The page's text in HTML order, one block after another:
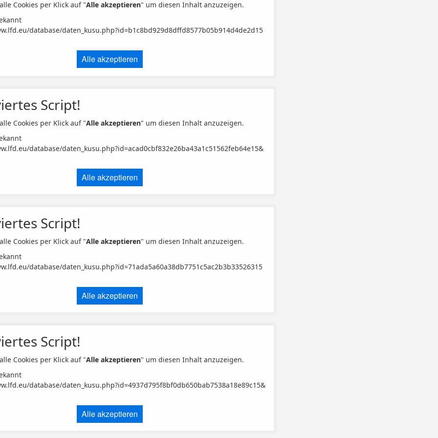
Cookies per Klick auf "Alle akzeptieren" um diesen Inhalt anzuzeigen.
database/daten_kusu.php?id=b1c8bd929d8dffd8577b05b914d4de2d15
Alle akzeptieren
Script!
Cookies per Klick auf "Alle akzeptieren" um diesen Inhalt anzuzeigen.
database/daten_kusu.php?id=acad0cbf832e26ba43a1c51562feb64e15&
Alle akzeptieren
Script!
Cookies per Klick auf "Alle akzeptieren" um diesen Inhalt anzuzeigen.
database/daten_kusu.php?id=71ada5a60a38db7751c5ac2b3b33526315
Alle akzeptieren
Script!
Cookies per Klick auf "Alle akzeptieren" um diesen Inhalt anzuzeigen.
database/daten_kusu.php?id=4937d795f8bf0db650bab7538a18e89c15&
Alle akzeptieren